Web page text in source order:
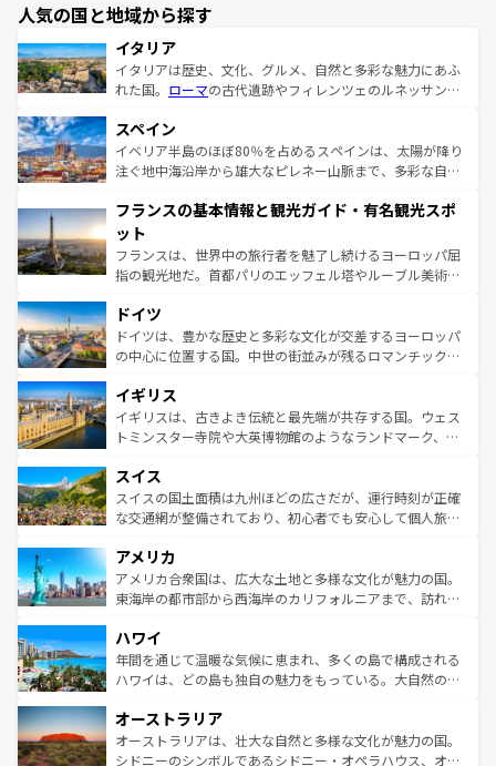
人気の国と地域から探す
イタリア
イタリアは歴史、文化、グルメ、自然と多彩な魅力にあふ
れた国。 ローマの古代遺跡やフィレンツェのルネッサンス
ろん、トスカーナの美しい田園風景やアマルフィ海岸の絶
景など、自然景観も見逃せない。観光の合間には、本場の
ピザやパスタなど、絶品のイタリア料理を堪能することも
ませてくれるイタリアで、忘れられない旅をしてみよう！
なお、新着のイタリア情報は
しい。
スペイン
イベリア半島のほぼ80％を占めるスペインは、太陽が降り
注ぐ地中海沿岸から雄大なピレネー山脈まで、多彩な自然
文化が根付くこの国では、情熱的なフラメンコ、熱気あふ
れる闘牛、そして美味しいタパスが生活の一部となってい
る。首都マドリードの洗練された雰囲気や、バルセロナの
アートに溢れた街角から、地方では古代ローマ遺跡や中世
せる。地方によって風土や気候が異なるスペインはその個
性で訪れる人を魅了する。 なお、新着のスペイン情報は コ
ンテンツ一覧を参照してほしい。
フランスの基本情報と観光ガイド・有名観光スポ
ット
フランスは、世界中の旅行者を魅了し続けるヨーロッパ屈
指の観光地だ。首都パリのエッフェル塔やルーブル美術館
で、幅広い魅力が詰まっている。華麗な宮殿、歴史的な大
聖堂、美しいビーチ、そして豊かな自然が、訪れる者を心
から魅了する。また、フランスは美食の国としても知ら
いる。シャンパンの発祥地であるランス、プロヴァンスの
香り高いラベンダー畑など、多彩な楽しみ方が可能だ。さ
らに、パリ以外の地域にも魅力が溢れており、どの街角に
れる地方に足を運ぶとそれぞれで全く異なる文化を体験で
きるだろう。 なお、新着のフランス情報はコンテンツ一覧
を参照してほしい。
ドイツ
ドイツは、豊かな歴史と多彩な文化が交差するヨーロッパ
の中心に位置する国。中世の街並みが残るロマンチック街
顔を持つこの国は、どこを歩いても飽きることがない。ベ
ルリンの文化的活気、バイエルン州のアルプスの絶景、そ
してライン川沿いのワイン畑といった風景は必見。ビール
は、お酒好きな人にはぜひ体験してほしい。 なお、新着の
ドイツ情報はコンテンツ一覧を参照してほしい。
イギリス
イギリスは、古きよき伝統と最先端が共存する国。ウェス
トミンスター寺院や大英博物館のようなランドマーク、歴
リアごとに異なる魅力がある。また、優雅なアフタヌーン
ティー、ビール好きにはたまらない英国パブ、サッカー観
戦など、本場だからこそできる体験も豊富。イギリスを旅
ンツ一覧を参照してほしい。
スイス
スイスの国土面積は九州ほどの広さだが、運行時刻が正確
な交通網が整備されており、初心者でも安心して個人旅行
の建物がそのまま残る町や、スイスならではのユニークな
博物館もあり、アルプス観光だけでなく町歩きも満喫する
ことができる。国民の所得が高いため物価も高いが、旅行
ば市内交通費無料で観光を楽しむこともできる。 なお、新
着のスイス情報はコンテンツ一覧 を参照してほしい。
アメリカ
アメリカ合衆国は、広大な土地と多様な文化が魅力の国。
東海岸の都市部から西海岸のカリフォルニアまで、訪れる
のような巨大都市は、観光、ショッピング、エンターテイ
ンメントが詰まった刺激的なスポットだ。一方、アメリカ
西部には大自然が広がり、グランドキャニオンやイエロー
部のニューオーリンズでは、音楽と美食が融合した独特の
文化が魅力。旅行者はアメリカの各地域で異なる魅力を楽
しみながら、その多様性と豊かな歴史を感じることができ
ハワイ
年間を通じて温暖な気候に恵まれ、多くの島で構成される
ハワイは、どの島も独自の魅力をもっている。大自然の神
ワイ島は見逃せない。また、定番の観光地といえばオアフ
島だが、静かな自然を求めるならマウイ島やカウアイ島が
おすすめ。エメラルドグリーンに輝く海をはじめ、豊かな
オーストラリア
オーストラリアは、壮大な自然と多様な文化が魅力の国。
シドニーのシンボルであるシドニー・オペラハウス、オー